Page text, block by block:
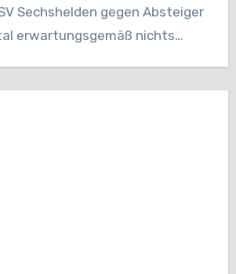
Sechshelden gegen Absteiger
erwartungsgemäß nichts…